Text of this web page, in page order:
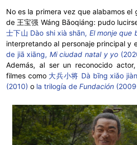
No es la primera vez que alabamos
de 王宝强 Wáng Bǎoqiáng: pudo
士下山 Dào shi xià shān, El monje que
interpretando al personaje principal y
de jiā xiāng, Mi ciudad natal y yo
Además, al ser un reconocido
filmes como 大兵小将 Dà bīng xiǎo
(2010) o la trilogía de Fundación